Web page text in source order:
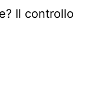
Il controllo